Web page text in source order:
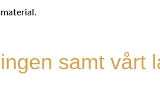
samt vårt